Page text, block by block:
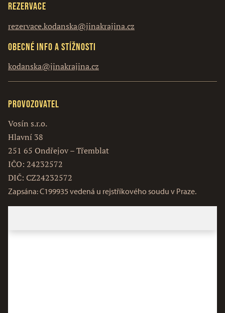
Rezervace
rezervace.kodanska@jinakrajina.cz
Obecné info a stížnosti
kodanska@jinakrajina.cz
Provozovatel
Vosín s.r.o.
Hlavní 38
251 65 Ondřejov – Třemblat
IČO: 24232572
DIČ: CZ24232572
Zapsána: C199935 vedená u rejstříkového soudu v Praze.